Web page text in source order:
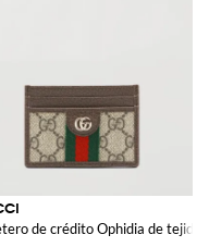
de crédito Ophidia de tejido